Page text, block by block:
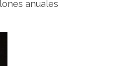
anuales